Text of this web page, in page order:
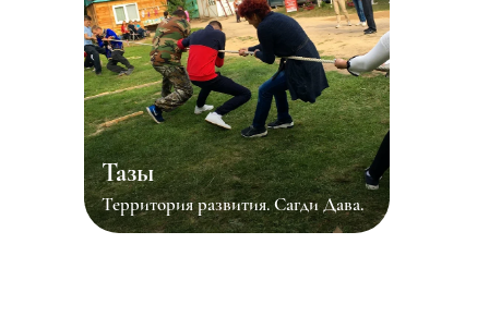
Тазы
Территория развития. Сагди Дава.